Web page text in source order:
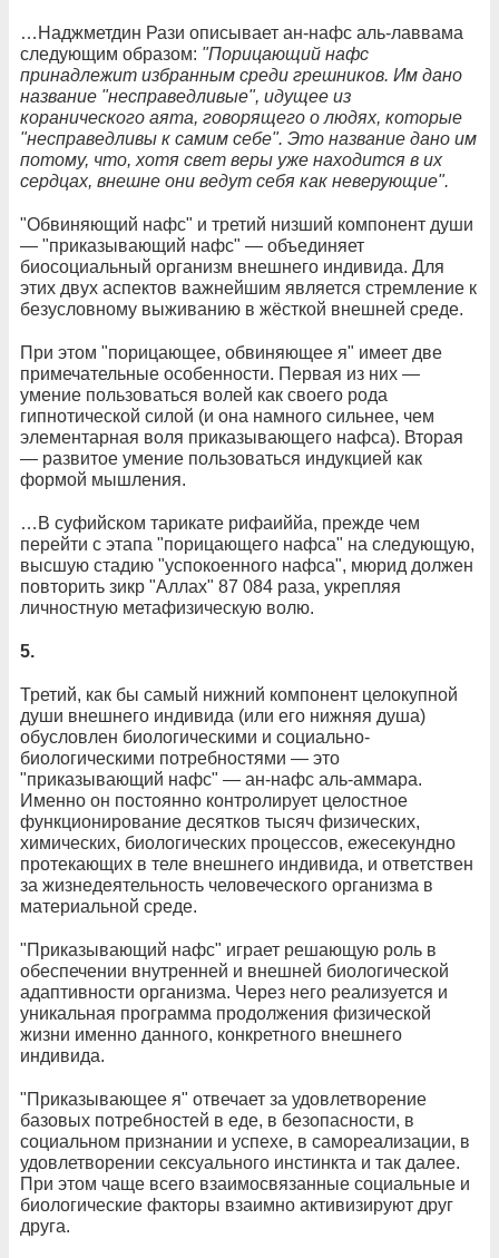
…Наджметдин Рази описывает ан-нафс аль-лаввама
следующим образом: "Порицающий нафс
принадлежит избранным среди грешников. Им дано
название "несправедливые", идущее из
коранического аята, говорящего о людях, которые
"несправедливы к самим себе". Это название дано им
потому, что, хотя свет веры уже находится в их
сердцах, внешне они ведут себя как неверующие".
"Обвиняющий нафс" и третий низший компонент души
— "приказывающий нафс" — объединяет
биосоциальный организм внешнего индивида. Для
этих двух аспектов важнейшим является стремление к
безусловному выживанию в жёсткой внешней среде.
При этом "порицающее, обвиняющее я" имеет две
примечательные особенности. Первая из них —
умение пользоваться волей как своего рода
гипнотической силой (и она намного сильнее, чем
элементарная воля приказывающего нафса). Вторая
— развитое умение пользоваться индукцией как
формой мышления.
…В суфийском тарикате рифаиййа, прежде чем
перейти с этапа "порицающего нафса" на следующую,
высшую стадию "успокоенного нафса", мюрид должен
повторить зикр "Аллах" 87 084 раза, укрепляя
личностную метафизическую волю.
5.
Третий, как бы самый нижний компонент целокупной
души внешнего индивида (или его нижняя душа)
обусловлен биологическими и социально-
биологическими потребностями — это
"приказывающий нафс" — ан-нафс аль-аммара.
Именно он постоянно контролирует целостное
функционирование десятков тысяч физических,
химических, биологических процессов, ежесекундно
протекающих в теле внешнего индивида, и ответствен
за жизнедеятельность человеческого организма в
материальной среде.
"Приказывающий нафс" играет решающую роль в
обеспечении внутренней и внешней биологической
адаптивности организма. Через него реализуется и
уникальная программа продолжения физической
жизни именно данного, конкретного внешнего
индивида.
"Приказывающее я" отвечает за удовлетворение
базовых потребностей в еде, в безопасности, в
социальном признании и успехе, в самореализации, в
удовлетворении сексуального инстинкта и так далее.
При этом чаще всего взаимосвязанные социальные и
биологические факторы взаимно активизируют друг
друга.